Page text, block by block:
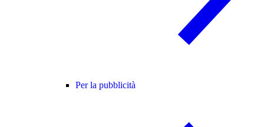
Per la pubblicità